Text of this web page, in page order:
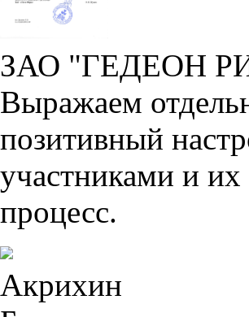
ЗАО "ГЕДЕОН
Выражаем
позитивный
участниками и их
процесс.
Акрихин